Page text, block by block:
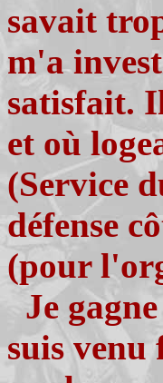
savait
m'a
satisfait.
et où
(Service
défense
(pour
Je
suis venu